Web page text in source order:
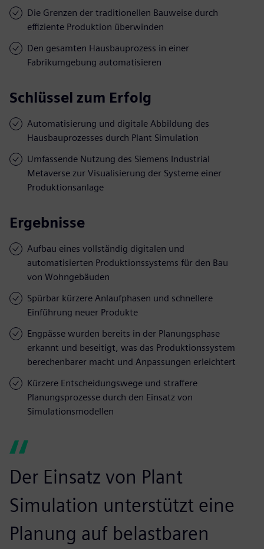
Die Grenzen der traditionellen Bauweise durch
effiziente Produktion überwinden
Den gesamten Hausbauprozess in einer
Fabrikumgebung automatisieren
Schlüssel zum Erfolg
Automatisierung und digitale Abbildung des
Hausbauprozesses durch Plant Simulation
Umfassende Nutzung des Siemens Industrial
Metaverse zur Visualisierung der Systeme einer
Produktionsanlage
Ergebnisse
Aufbau eines vollständig digitalen und
automatisierten Produktionssystems für den Bau
von Wohngebäuden
Spürbar kürzere Anlaufphasen und schnellere
Einführung neuer Produkte
Engpässe wurden bereits in der Planungsphase
erkannt und beseitigt, was das Produktionssystem
berechenbarer macht und Anpassungen erleichtert
Kürzere Entscheidungswege und straffere
Planungsprozesse durch den Einsatz von
Simulationsmodellen
Der Einsatz von Plant
Simulation unterstützt eine
Planung auf belastbaren